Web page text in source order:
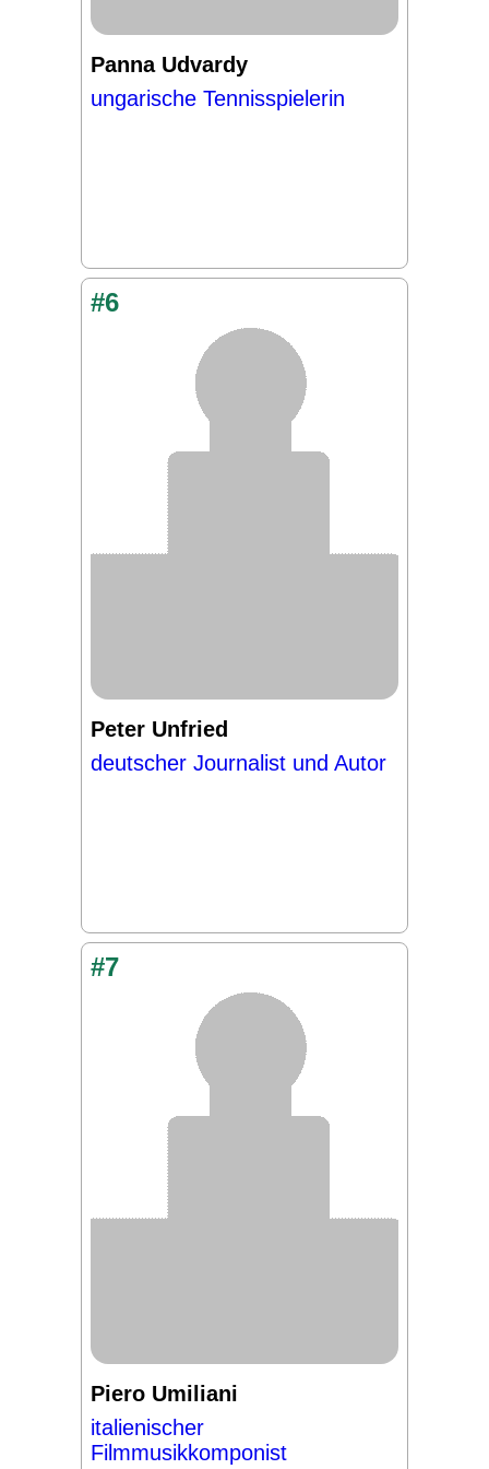
Panna Udvardy
ungarische Tennisspielerin
#6
Peter Unfried
deutscher Journalist und Autor
#7
Piero Umiliani
italienischer
Filmmusikkomponist